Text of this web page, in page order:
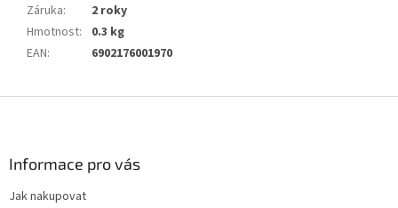
Záruka:
2 roky
Hmotnost:
0.3 kg
EAN: 6902176001970
Informace pro vás
Jak nakupovat